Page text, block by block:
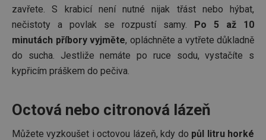
zavřete. S krabicí není nutné nijak třást nebo hýbat,
nečistoty a povlak se rozpustí samy. Po 5 až 10
minutách příbory vyjměte, opláchněte a vytřete důkladně
do sucha. Jestliže nemáte po ruce sodu, vystačíte s
kypřicím práškem do pečiva.
Octová nebo citronová lázeň
Můžete vyzkoušet i octovou lázeň, kdy do půl litru horké